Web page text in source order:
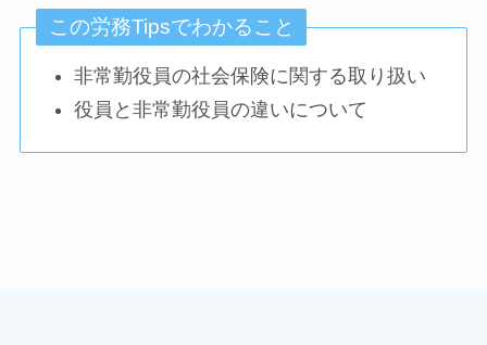
この労務Tipsでわかること
非常勤役員の社会保険に関する取り扱い
役員と非常勤役員の違いについて